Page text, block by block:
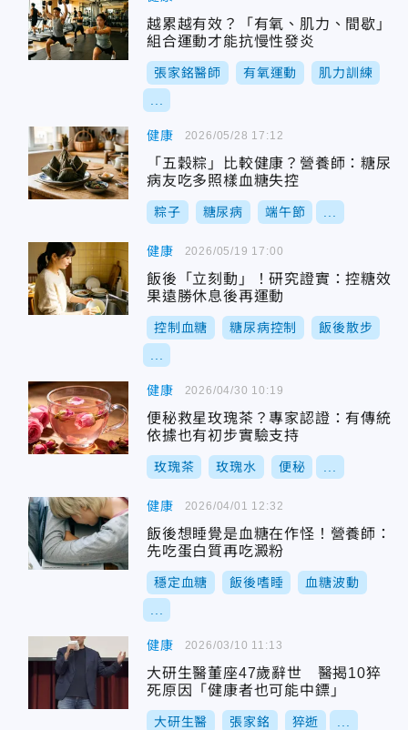
越累越有效？「有氧、肌力、間歇」
組合運動才能抗慢性發炎
張家銘醫師 有氧運動 肌力訓練
健康
「五穀粽」比較健康？營養師：糖尿
病友吃多照樣血糖失控
粽子 糖尿病 端午節
2026/05/28 17:12
健康
飯後「立刻動」！研究證實：控糖效
果遠勝休息後再運動
控制血糖 糖尿病控制 飯後散步
2026/05/19 17:00
健康
便秘救星玫瑰茶？專家認證：有傳統
依據也有初步實驗支持
玫瑰茶 玫瑰水 便秘
2026/04/30 10:19
健康
飯後想睡覺是血糖在作怪！營養師：
先吃蛋白質再吃澱粉
穩定血糖 飯後嗜睡 血糖波動
2026/04/01 12:32
健康
大研生醫董座47歲辭世 醫揭10猝
死原因「健康者也可能中鏢」
大研生醫 張家銘 猝逝
2026/03/10 11:13